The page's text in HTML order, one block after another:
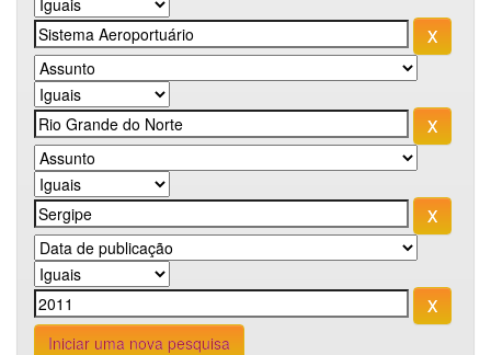
Iniciar uma nova pesquisa